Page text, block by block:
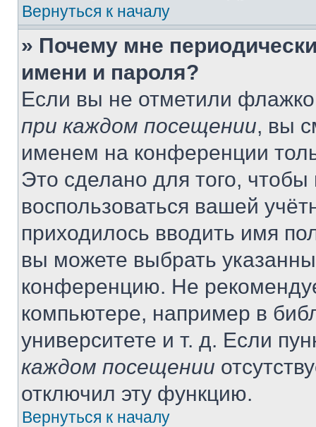
Вернуться к началу
» Почему мне
имени и пароля?
Если вы не отметили
при каждом посещении, вы
именем на конференции
Это сделано для того, чтобы
воспользоваться вашей
приходилось вводить имя
вы можете выбрать
конференцию. Не
компьютере, например в
университете и т. д. Если
каждом посещении
отключил эту функцию.
Вернуться к началу